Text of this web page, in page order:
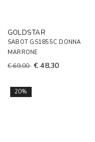
GOLDSTAR
SABOT GS1855C DONNA
MARRONE
€ 69,00 € 48,30
20%